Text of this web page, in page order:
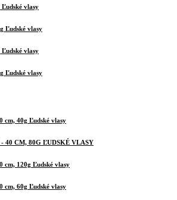
vlasy
Ľudské vlasy
vlasy
Ľudské vlasy
cm, 40g Ľudské vlasy
40 CM, 80G ĽUDSKÉ VLASY
cm, 120g Ľudské vlasy
cm, 60g Ľudské vlasy